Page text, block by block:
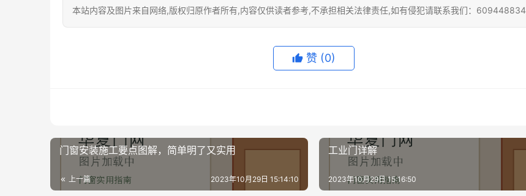
本站内容及图片来自网络,版权归原作者所有,内容仅供读者参考,不承担相关法律责任,如有侵犯请联系我们：609448834
赞 (0)
门窗安装施工要点图解，简单明了又实用
上一篇 2023年10月29日 15:14:10
工业门详解
2023年10月29日 15:16:50